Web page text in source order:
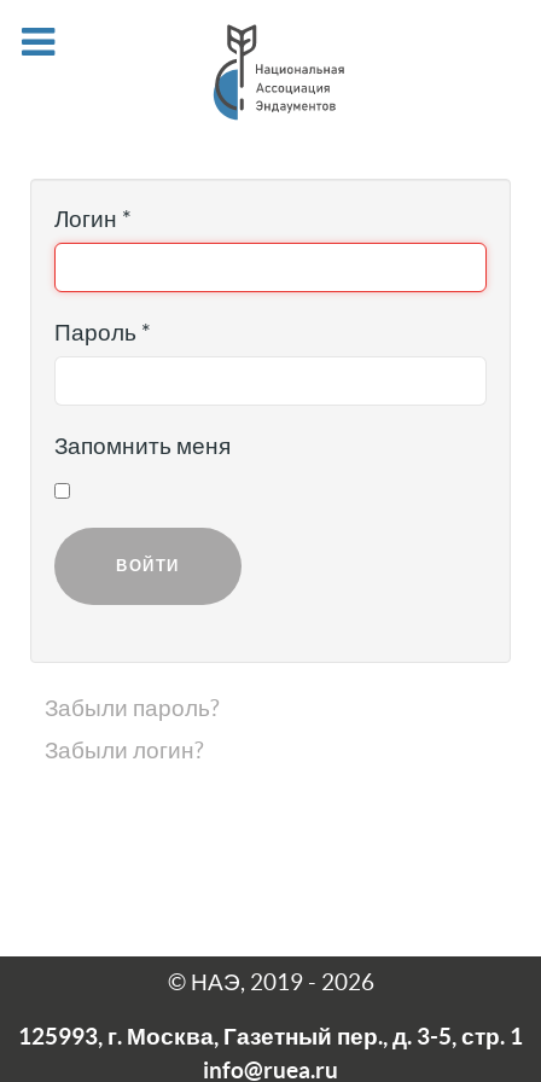
Логин *
Пароль *
Запомнить меня
ВОЙТИ
Забыли пароль?
Забыли логин?
© НАЭ, 2019 - 2026
125993, г. Москва, Газетный пер., д. 3-5, стр. 1
info@ruea.ru